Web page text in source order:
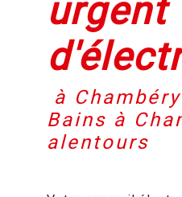
urgent
à
Bains à
alentours